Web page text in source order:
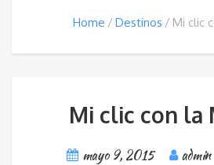
Home Destinos Mi clic
Mi clic con la
mayo 9, 2015 admin